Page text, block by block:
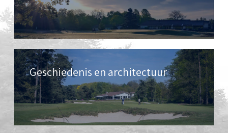
Geschiedenis en architectuur